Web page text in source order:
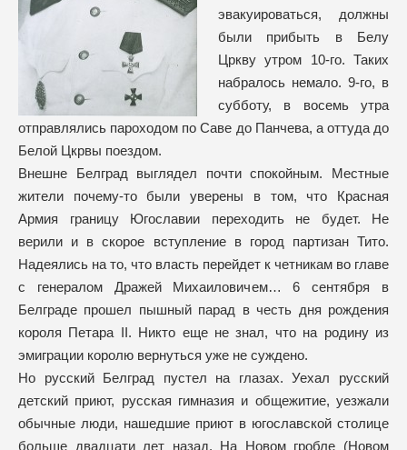
эвакуироваться, должны
были прибыть в Белу
Цркву утром 10-го. Таких
набралось немало. 9-го, в
субботу, в восемь утра
отправлялись пароходом по Саве до Панчева, а оттуда до
Белой Цкрвы поездом.
Внешне Белград выглядел почти спокойным. Местные
жители почему-то были уверены в том, что Красная
Армия границу Югославии переходить не будет. Не
верили и в скорое вступление в город партизан Тито.
Надеялись на то, что власть перейдет к четникам во главе
с генералом Дражей Михаиловичем… 6 сентября в
Белграде прошел пышный парад в честь дня рождения
короля Петара II. Никто еще не знал, что на родину из
эмиграции королю вернуться уже не суждено.
Но русский Белград пустел на глазах. Уехал русский
детский приют, русская гимназия и общежитие, уезжали
обычные люди, нашедшие приют в югославской столице
больше двадцати лет назад. На Новом гробле (Новом